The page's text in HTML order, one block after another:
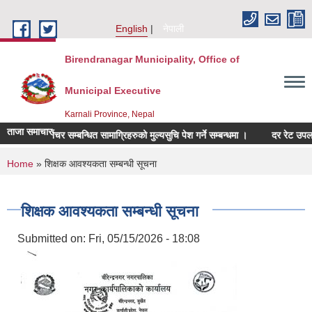
English
नेपाली
Birendranagar Municipality, Office of
Municipal Executive
Karnali Province, Nepal
ताजा समाचार
फर्निचर सम्बन्धित सामाग्रिहरुको मुल्यसुचि पेश गर्ने सम्बन्धमा । दर रेट उपलब्ध
You are here
Home » शिक्षक आवश्यकता सम्बन्धी सूचना
शिक्षक आवश्यकता सम्बन्धी सूचना
Submitted on: Fri, 05/15/2026 - 18:08